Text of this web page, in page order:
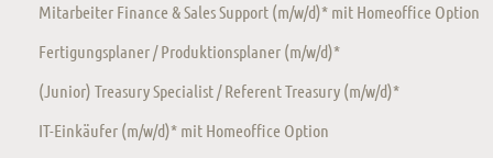
Mitarbeiter Finance & Sales Support (m/w/d)* mit Homeoffice Option
Fertigungsplaner / Produktionsplaner (m/w/d)*
(Junior) Treasury Specialist / Referent Treasury (m/w/d)*
IT-Einkäufer (m/w/d)* mit Homeoffice Option